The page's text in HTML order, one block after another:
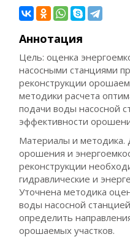
Аннотация
Цель: оценка
насосными станциями
реконструкции
методики расчета
подачи воды насосной
эффективности
Материалы и методика.
орошения и
реконструкции
гидравлические и
Уточнена методика
воды насосной
определить
орошаемых участков.